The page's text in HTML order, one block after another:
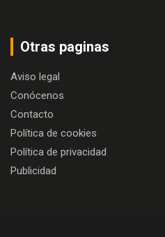
Otras paginas
Aviso legal
Conócenos
Contacto
Política de cookies
Política de privacidad
Publicidad